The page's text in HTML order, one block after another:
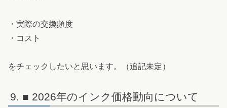
・実際の交換頻度
・コスト
をチェックしたいと思います。（追記未定）
■ 2026年のインク価格動向について